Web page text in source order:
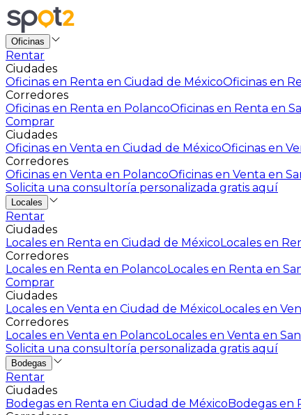
Oficinas
Rentar
Ciudades
Oficinas en Renta en Ciudad de MéxicoOficinas en
Corredores
Oficinas en Renta en PolancoOficinas en Renta en
Comprar
Ciudades
Oficinas en Venta en Ciudad de MéxicoOficinas en
Corredores
Oficinas en Venta en PolancoOficinas en Venta en
Solicita una consultoría personalizada gratis aquí
Locales
Rentar
Ciudades
Locales en Renta en Ciudad de MéxicoLocales en
Corredores
Locales en Renta en PolancoLocales en Renta en
Comprar
Ciudades
Locales en Venta en Ciudad de MéxicoLocales en
Corredores
Locales en Venta en PolancoLocales en Venta en
Solicita una consultoría personalizada gratis aquí
Bodegas
Rentar
Ciudades
Bodegas en Renta en Ciudad de MéxicoBodegas en